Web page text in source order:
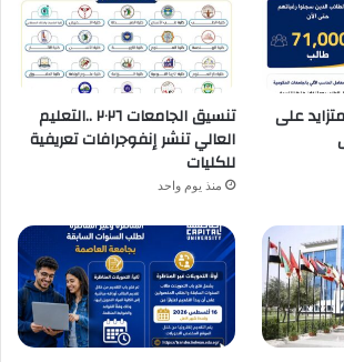
على
تنسيق الجامعات ٢٠٢٦ ..التعليم
العالي تنشر إنفوجرافات تعريفية
للكليات
منذ يوم واحد